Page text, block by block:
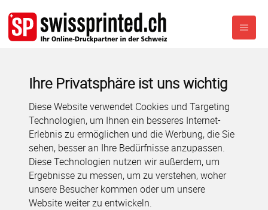
Ihre Privatsphäre ist uns wichtig
Diese Website verwendet Cookies und Targeting
Technologien, um Ihnen ein besseres Internet-
Erlebnis zu ermöglichen und die Werbung, die Sie
sehen, besser an Ihre Bedürfnisse anzupassen.
Diese Technologien nutzen wir außerdem, um
Ergebnisse zu messen, um zu verstehen, woher
unsere Besucher kommen oder um unsere
Website weiter zu entwickeln.